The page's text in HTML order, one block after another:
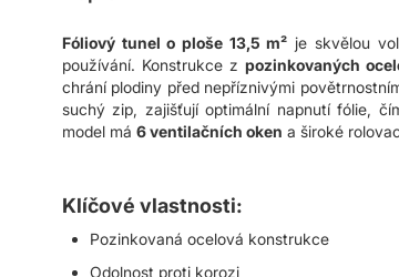
Fóliový tunel o ploše 13,5 m² je skvělou
používání. Konstrukce z pozinkovaných
chrání plodiny před nepříznivými
suchý zip, zajišťují optimální napnutí fólie,
model má 6 ventilačních oken a široké
Klíčové vlastnosti:
Pozinkovaná ocelová konstrukce
Odolnost proti korozi